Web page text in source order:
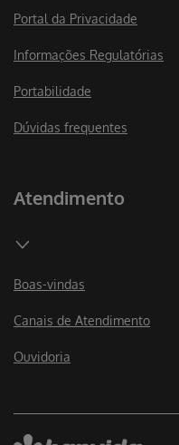
Portal da Privacidade
Informações Regulatórias
Portabilidade
Dúvidas frequentes
Atendimento
Boas-vindas
Canais de Atendimento
Ouvidoria